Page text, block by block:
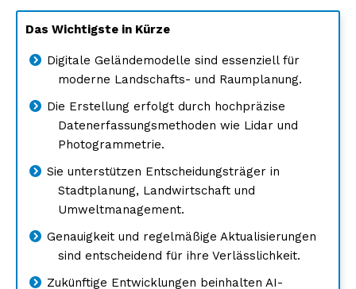
Das Wichtigste in Kürze
Digitale Geländemodelle sind essenziell für
moderne Landschafts- und Raumplanung.
Die Erstellung erfolgt durch hochpräzise
Datenerfassungsmethoden wie Lidar und
Photogrammetrie.
Sie unterstützen Entscheidungsträger in
Stadtplanung, Landwirtschaft und
Umweltmanagement.
Genauigkeit und regelmäßige Aktualisierungen
sind entscheidend für ihre Verlässlichkeit.
Zukünftige Entwicklungen beinhalten AI-